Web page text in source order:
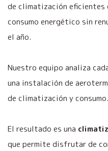
de climatización eficientes
consumo energético sin
el año.
Nuestro equipo analiza
una instalación de
de climatización y consumo.
El resultado es una
que permite disfrutar de